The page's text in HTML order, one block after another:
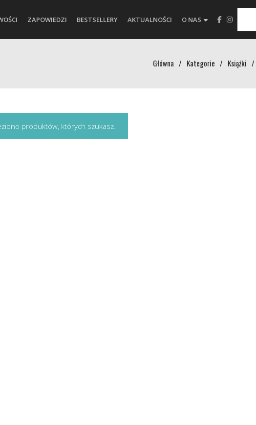
ZAPOWIEDZI BESTSELLERY AKTUALNOŚCI O NAS
Główna / Kategorie / Książki /
produktów, których szukasz.